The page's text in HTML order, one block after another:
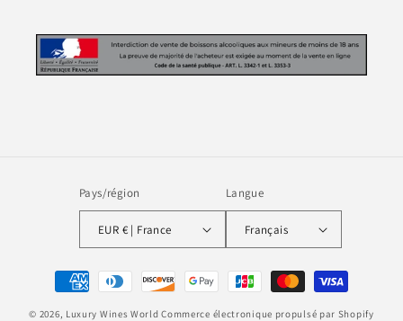
Pays/région
EUR € | France
Langue
Français
Moyens
de
© 2026, Luxury Wines World Commerce électronique propulsé par Shopify